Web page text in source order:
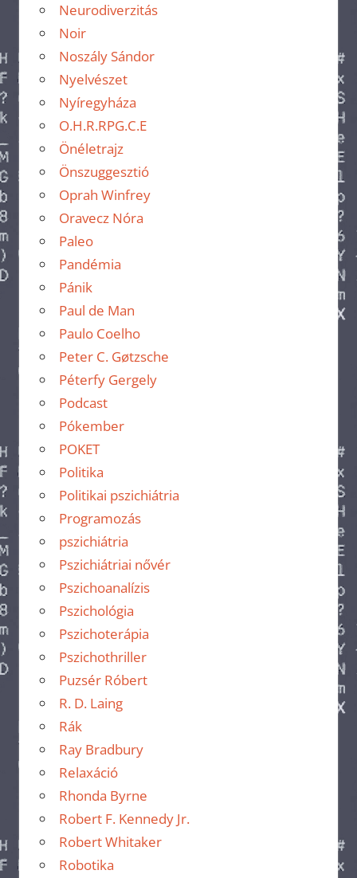
Neurodiverzitás
Noir
Noszály Sándor
Nyelvészet
Nyíregyháza
O.H.R.RPG.C.E
Önéletrajz
Önszuggesztió
Oprah Winfrey
Oravecz Nóra
Paleo
Pandémia
Pánik
Paul de Man
Paulo Coelho
Peter C. Gøtzsche
Péterfy Gergely
Podcast
Pókember
POKET
Politika
Politikai pszichiátria
Programozás
pszichiátria
Pszichiátriai nővér
Pszichoanalízis
Pszichológia
Pszichoterápia
Pszichothriller
Puzsér Róbert
R. D. Laing
Rák
Ray Bradbury
Relaxáció
Rhonda Byrne
Robert F. Kennedy Jr.
Robert Whitaker
Robotika